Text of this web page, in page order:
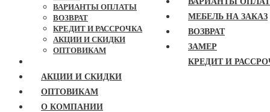
ВАРИАНТЫ ОПЛАТЫ
ВОЗВРАТ
КРЕДИТ И РАССРОЧКА
АКЦИИ И СКИДКИ
ОПТОВИКАМ
МЕБЕЛЬ НА ЗАКАЗ
ВОЗВРАТ
ЗАМЕР
КРЕДИТ И
АКЦИИ И СКИДКИ
ОПТОВИКАМ
О КОМПАНИИ